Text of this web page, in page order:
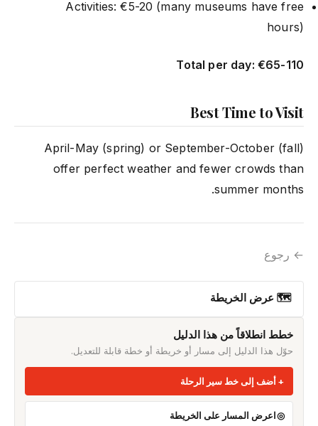
Activities: €5-20 (many museums have free
hours)
Total per day: €65-110
Best Time to Visit
April-May (spring) or September-October (fall)
offer perfect weather and fewer crowds than
summer months.
← رجوع
🗺 عرض الخريطة
خطط انطلاقاً من هذا الدليل
حوّل هذا الدليل إلى مسار أو خريطة أو خطة قابلة للتعديل.
أضف إلى خط سير الرحلة
اعرض المسار على الخريطة